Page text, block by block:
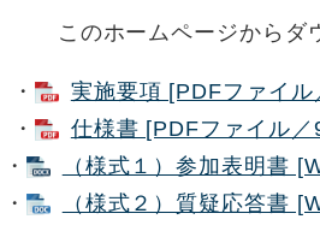
このホームページからダウ
・
実施要項 [PDFファイル
・
仕様書 [PDFファイル／
・
（様式１）参加表明書
・
（様式２）質疑応答書